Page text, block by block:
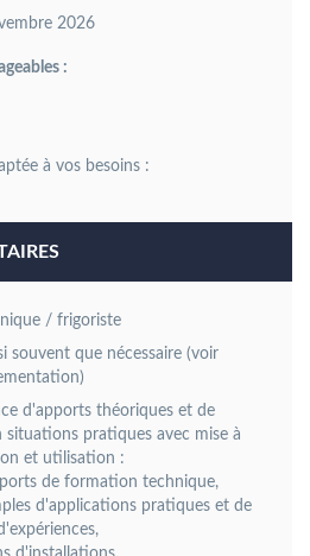
2026
:
à vos besoins :
/ frigoriste
souvent que nécessaire (voir
d'apports théoriques et de
situations pratiques avec mise à
et utilisation :
de formation technique,
d'applications pratiques et de